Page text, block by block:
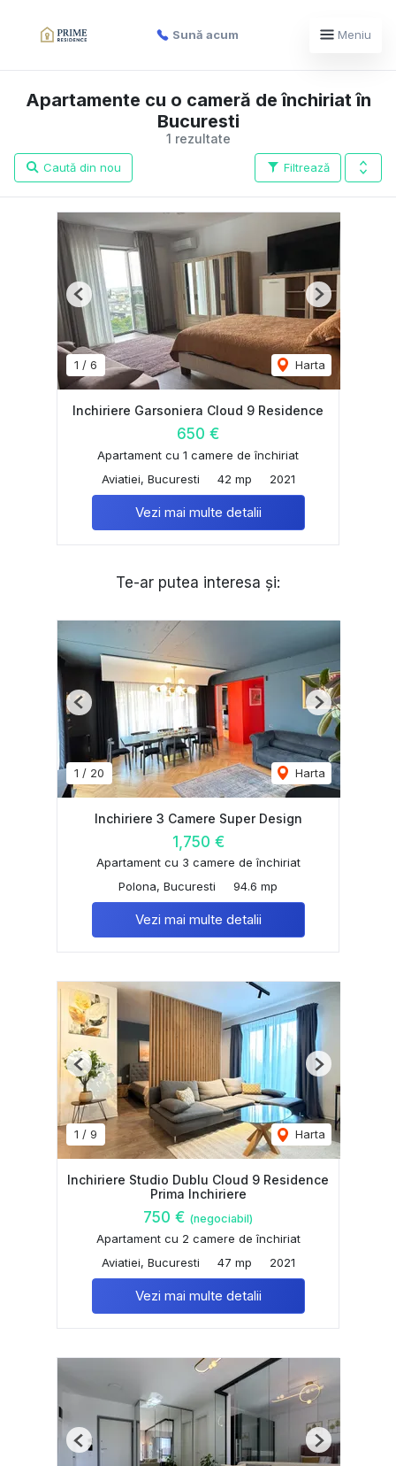
Sună acum Meniu
1 rezultate
Apartamente cu o cameră de închiriat în
Bucuresti
Filtrează
Caută din nou
1 / 6 Harta
Previous Next
Inchiriere Garsoniera Cloud 9 Residence
650 €
Apartament cu 1 camere de închiriat
Aviatiei, Bucuresti
42 mp 2021
Vezi mai multe detalii
Te-ar putea interesa și:
1 / 20 Harta
Previous Next
Inchiriere 3 Camere Super Design
1,750 €
Apartament cu 3 camere de închiriat
Polona, Bucuresti
94.6 mp
Vezi mai multe detalii
1 / 9 Harta
Previous Next
Inchiriere Studio Dublu Cloud 9 Residence
Prima Inchiriere
750 € (negociabil)
Apartament cu 2 camere de închiriat
Aviatiei, Bucuresti
47 mp 2021
Vezi mai multe detalii
Previous Next